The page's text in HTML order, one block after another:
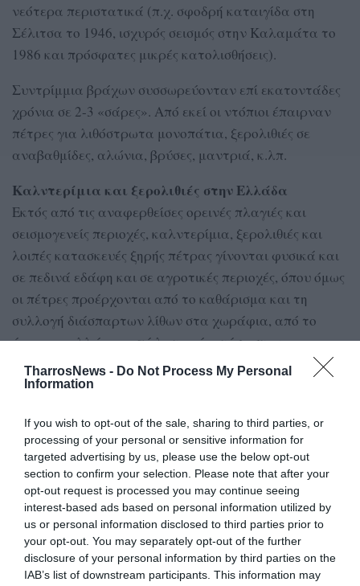
TharrosNews - Do Not Process My Personal
Information
If you wish to opt-out of the sale, sharing to third parties, or
processing of your personal or sensitive information for
targeted advertising by us, please use the below opt-out
section to confirm your selection. Please note that after your
opt-out request is processed you may continue seeing
interest-based ads based on personal information utilized by
us or personal information disclosed to third parties prior to
your opt-out. You may separately opt-out of the further
disclosure of your personal information by third parties on the
IAB’s list of downstream participants. This information may
νεότερα περιστατικά (π.χ. σφοδρή καταιγίδα στη
Σέλιτσα το 1946, ισχυρός σεισμός στην Καλαμάτα το
1986 και πρόσφατες μικρές κατολισθήσεις).
Συντρίμμια βράχων συσσωρεύονταν επί εκατοντάδες
χρόνια σε 2-3 «σάρες». Από εκεί οι ντόπιοι έπαιρναν
πέτρες για λιθόστρωτα μονοπάτια, ξερολιθιές σε
αναβαθμίδες, αλώνια, βρύσες, μαντριά, κ.λπ.
Καλντερίμια και ξερολιθιές στην Ελλάδα
Εκτός από τις αναφερθείσες ορεινές πλαγιές και
σεισμογενείς περιοχές, καλντερίμια, ξερολιθιές και
λοιπές κατασκευές ξηρής πέτρας γίνονται φυσικά και
σε πεδινά εδάφη και σε αγροτικές περιοχές, όπου όμως
οι πέτρες προέρχονται από το καθάρισμα και τη
συλλογή διάσπαρτων λίθων στα χωράφια, από το
όργωμα, αλλά και από λατομεία, τόσο στην
ηπειρωτική όσο και στη νησιωτική Ελλάδα.
περιβάλλον
Οι ξερολιθικές κατασκευές από τη φύση τους
επιτρέπουν την εύκολη συντήρηση, επισκευή,
ανακατασκευή και ανακύκλωση. Η πανάρχαια
τεχνική ξερολιθιάς είναι φιλική προς το περιβάλλον
και συμβατή με τα ορεινά τοπία και τα βραχώδη
εδάφη. Είναι επίσης υποστηρικτικές στη
βιοποικιλότητα, παρέχοντας καταφύγιο σε μικρά ζώα,